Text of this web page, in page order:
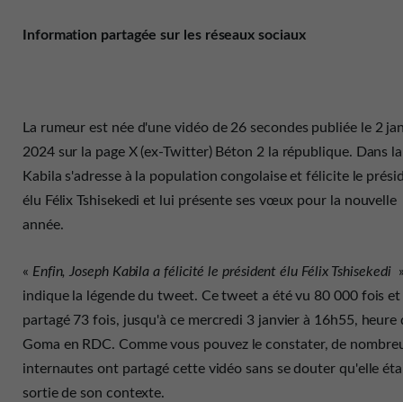
Information partagée sur les réseaux sociaux
La rumeur est née d'une vidéo de 26 secondes publiée le 2
2024 sur la page X (ex-Twitter) Béton 2 la république. Dans
Kabila s'adresse à la population congolaise et félicite le
élu Félix Tshisekedi et lui présente ses vœux pour la nouvelle
année.
« Enfin, Joseph Kabila a félicité le président élu Félix Tshisekedi
indique la légende du tweet. Ce tweet a été vu 80 000 fois et
partagé 73 fois, jusqu'à ce mercredi 3 janvier à 16h55, heure
Goma en RDC. Comme vous pouvez le constater, de
internautes ont partagé cette vidéo sans se douter qu'elle
sortie de son contexte.